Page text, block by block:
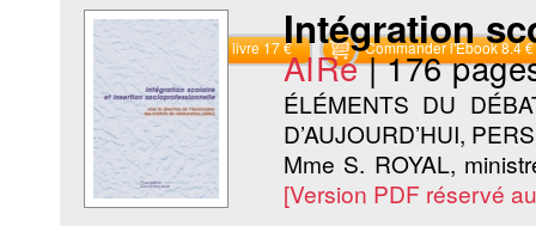
Commander le livre 17 € Commander l'Ebook 8.4 €
Intégration
AIRe |176
ÉLÉMENTS DU
D’AUJOURD’HUI,
Mme S. ROYAL,
[Version PDF réservé